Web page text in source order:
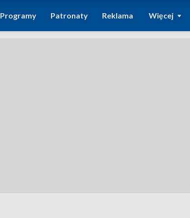
Programy Patronaty Reklama Więcej